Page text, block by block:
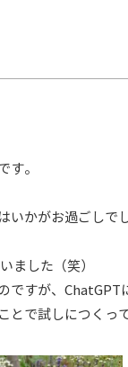
す。
いかがお過ごしで
ました（笑）
ですが、
とで試しにつくっ